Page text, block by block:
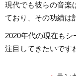
現代でも彼らの音楽
ており、その功績は
2020年代の現在も
注目してきたいです